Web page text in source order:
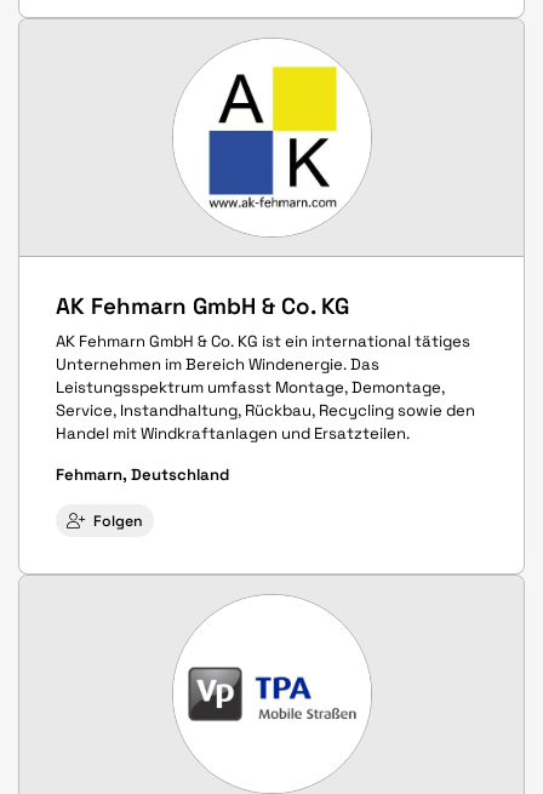
AK Fehmarn GmbH & Co. KG
AK Fehmarn GmbH & Co. KG ist ein international tätiges
Unternehmen im Bereich Windenergie. Das
Leistungsspektrum umfasst Montage, Demontage,
Service, Instandhaltung, Rückbau, Recycling sowie den
Handel mit Windkraftanlagen und Ersatzteilen.
Fehmarn, Deutschland
Folgen